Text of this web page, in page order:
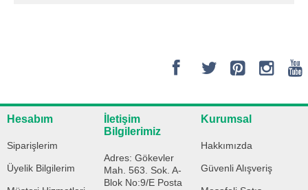
Hesabım
Siparişlerim
Üyelik Bilgilerim
İletişim
Bilgilerimiz
Adres: Gökevler
Mah. 563. Sok. A-
Blok No:9/E Posta
Kurumsal
Hakkımızda
Güvenli Alışveriş